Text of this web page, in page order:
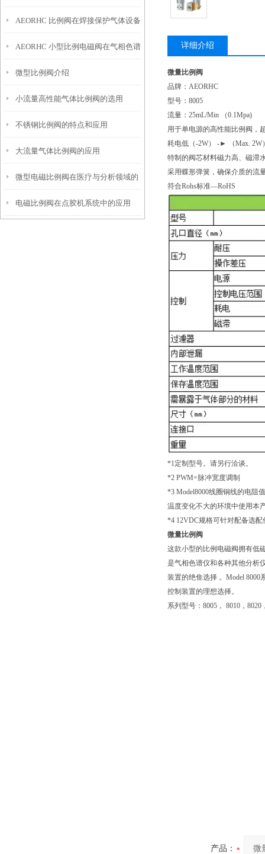
用
AEORHC 比例阀在焊接保护气体设备
上的应用
AEORHC 小型比例电磁阀在气相色谱
仪上的应用
微型比例阀介绍
小流量高性能气体比例阀的选用
不锈钢比例阀的特点和应用
大流量气体比例阀的应用
微型电磁比例阀在医疗与分析领域的
应用
电磁比例阀在点胶机系统中的应用
详细介绍
微量比例阀
品牌：AEORHC
型号：8005
流量：25mL/Min （0.1Mpa)
用于单电源的高性能比例阀，
耗电低（-2W） -► （Max. 2W
特制的阀芯材料磁力高、磁滞
采用蝶形弹簧，确保介质的流
符合Rohs标准—RoHS
*1定制型号。请另行洽谈。
*2 PWM=脉冲宽度调制
*3 Model8000线圈铜线的电阻
温度变化不大的环境中使用本
*4 12VDC规格可针对配备选
微量比例阀
这款小型的比例电磁阀拥有低
是气相色谱仪和各种其他分析
装置的绝隹选择 。Model 8000
控制装置的理想选择。
系列型号：8005， 8010，8020
产品：